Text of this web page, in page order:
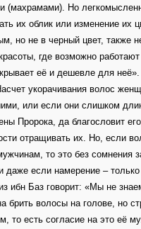
(махрамами). Но
их облик или изменение их
но не в черный цвет, также
где возможно
её и дешевле для неё».
укорачивания волос
или если они слишком
Пророка, да благословит
отращивать их. Но, если
то это без сомнения
если намерение – только
ибн Баз говорит: «Мы не
брить волосы на голове, но
то есть согласие на это её